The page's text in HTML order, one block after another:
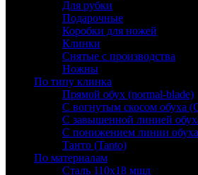
Для рубки
Подарочные
Коробки для ножей
Клинки
Снятые с производства
Ножны
По типу клинка
Прямой обух (normal-blade)
С вогнутым скосом обуха
С завышенной линией
С понижением линии
Танто (Tanto)
По материалам
Сталь 110х18 мшд